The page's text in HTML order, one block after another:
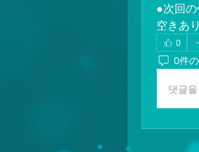
●次回
空きあ
0
0件
댓글